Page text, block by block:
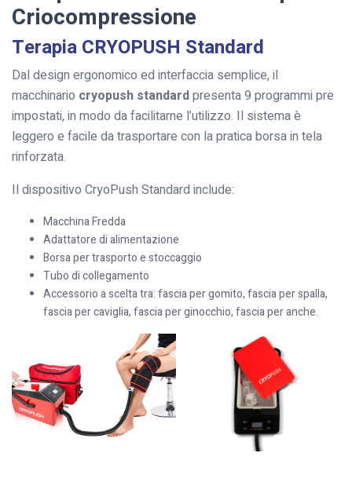
Criocompressione
Terapia CRYOPUSH Standard
Dal design ergonomico ed interfaccia semplice, il
macchinario cryopush standardpresenta 9 programmi pre
impostati, in modo da facilitarne l’utilizzo. Il sistema è
leggero e facile da trasportare con la pratica borsa in tela
rinforzata.
Il dispositivo CryoPush Standard include:
Macchina Fredda
Adattatore di alimentazione
Borsa per trasporto e stoccaggio
Tubo di collegamento
Accessorio a scelta tra: fascia per gomito, fascia per spalla,
fascia per caviglia, fascia per ginocchio, fascia per anche.